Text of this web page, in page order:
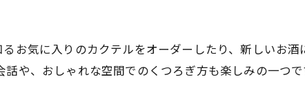
お気に入りのカクテルをオーダーしたり、新しいお酒
や、おしゃれな空間でのくつろぎ方も楽しみの一つ